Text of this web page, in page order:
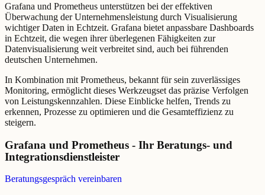
Grafana und Prometheus unterstützen bei der effektiven
Überwachung der Unternehmensleistung durch Visualisierung
wichtiger Daten in Echtzeit. Grafana bietet anpassbare Dashboards
in Echtzeit, die wegen ihrer überlegenen Fähigkeiten zur
Datenvisualisierung weit verbreitet sind, auch bei führenden
deutschen Unternehmen.
In Kombination mit Prometheus, bekannt für sein zuverlässiges
Monitoring, ermöglicht dieses Werkzeugset das präzise Verfolgen
von Leistungskennzahlen. Diese Einblicke helfen, Trends zu
erkennen, Prozesse zu optimieren und die Gesamteffizienz zu
steigern.
Grafana und Prometheus - Ihr Beratungs- und
Integrationsdienstleister
Beratungsgespräch vereinbaren